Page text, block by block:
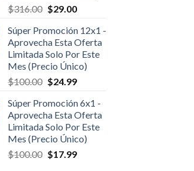
$316.00 $29.00
Súper Promoción 12x1 -
Aprovecha Esta Oferta
Limitada Solo Por Este
Mes (Precio Único)
$100.00 $24.99
Súper Promoción 6x1 -
Aprovecha Esta Oferta
Limitada Solo Por Este
Mes (Precio Único)
$100.00 $17.99